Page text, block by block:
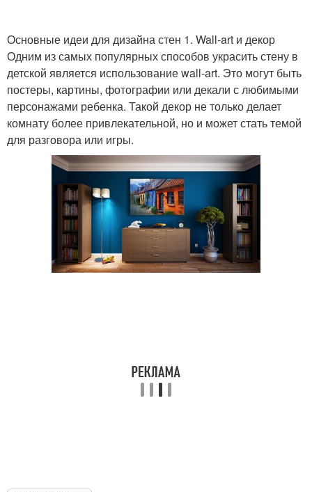
Основные идеи для дизайна стен 1. Wall-art и декор
Одним из самых популярных способов украсить стену в
детской является использование wall-art. Это могут быть
постеры, картины, фотографии или декали с любимыми
персонажами ребенка. Такой декор не только делает
комнату более привлекательной, но и может стать темой
для разговора или игры.